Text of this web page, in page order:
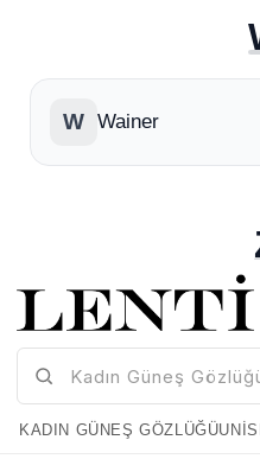
W Wainer
Z Zen Milano
Z Zen Milano
KADIN GÜNEŞ GÖZLÜĞÜ